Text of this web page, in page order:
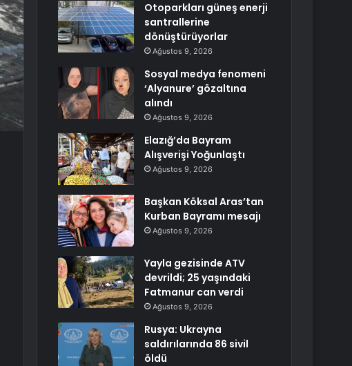
Otoparkları güneş enerji
santrallerine
dönüştürüyorlar
Ağustos 9, 2026
Sosyal medya fenomeni
‘Alyanure’ gözaltına
alındı
Ağustos 9, 2026
Elazığ’da Bayram
Alışverişi Yoğunlaştı
Ağustos 9, 2026
Başkan Köksal Aras’tan
Kurban Bayramı mesajı
Ağustos 9, 2026
Yayla gezisinde ATV
devrildi; 25 yaşındaki
Fatmanur can verdi
Ağustos 9, 2026
Rusya: Ukrayna
saldırılarında 86 sivil
öldü